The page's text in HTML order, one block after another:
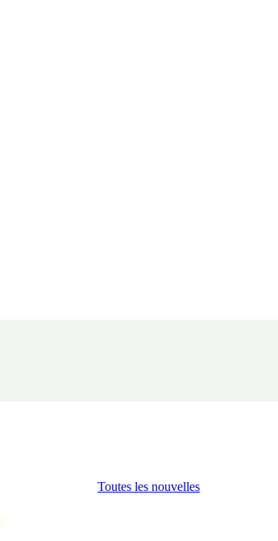
Toutes les nouvelles